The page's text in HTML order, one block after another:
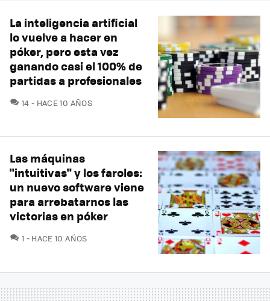
La inteligencia artificial
lo vuelve a hacer en
póker, pero esta vez
ganando casi el 100% de
partidas a profesionales
14 COMENTARIOS
HACE 10 AÑOS
Las máquinas
"intuitivas" y los faroles:
un nuevo software viene
para arrebatarnos las
victorias en póker
1 COMENTARIOS
HACE 10 AÑOS